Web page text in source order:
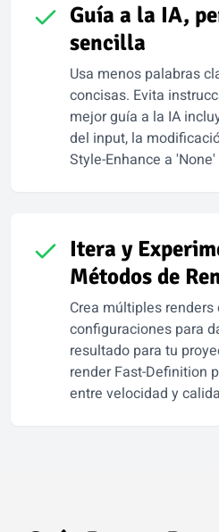
Guía a la IA,
sencilla
Usa menos palabras
concisas. Evita
mejor guía a la IA
del input, la
Style-Enhance a
Itera y
Métodos de
Crea múltiples
configuraciones para
resultado para tu
render Fast-Definition
entre velocidad y